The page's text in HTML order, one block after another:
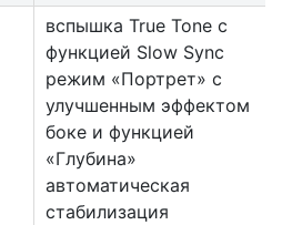
вспышка True Tone с
функцией Slow Sync
режим «Портрет» с
улучшенным эффектом
боке и функцией
«Глубина»
автоматическая
стабилизация